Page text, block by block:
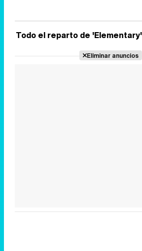
Todo el reparto de 'Elementary'
Eliminar anuncios